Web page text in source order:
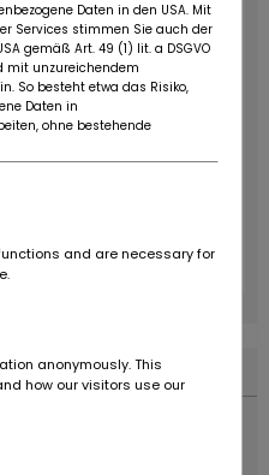
Daten in den USA. Mit
Services stimmen Sie auch der
gemäß Art. 49 (1) lit. a DSGVO
mit unzureichendem
So besteht etwa das Risiko,
Daten in
ohne bestehende
and are necessary for
anonymously. This
how our visitors use our